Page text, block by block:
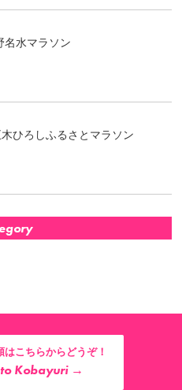
名水マラソン
ひろしふるさとマラソン
はこちらからどうぞ！
to Kobayuri →